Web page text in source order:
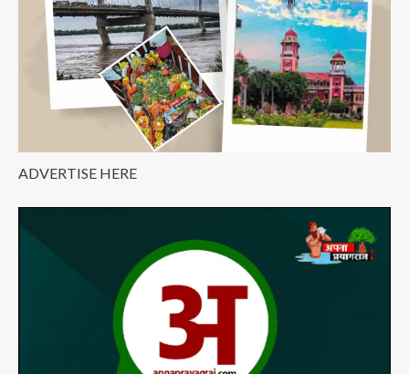
चोपड़ा
ADVERTISE HERE